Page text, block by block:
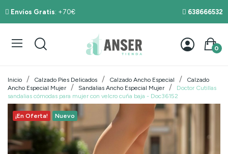
Envíos Gratis: +70€ 638666532
0
Inicio Calzado Pies Delicados Calzado Ancho Especial
Calzado
Ancho Especial Mujer
Sandalias Ancho Especial Mujer
Doctor Cutillas
sandalias cómodas para mujer con velcro cuña baja - Doc36152
¡En Oferta! Nuevo